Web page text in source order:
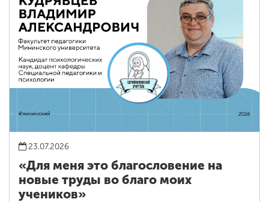
23.07.2026
«Для меня это благословение на
новые труды во благо моих
учеников»